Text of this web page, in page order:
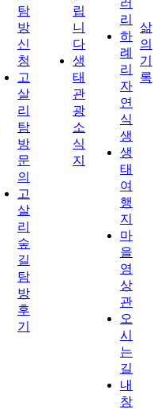
탐
방
신
청
고
살
리
탐
방
문
의
고
살
리
숲
길
탐
방
후
기
립
니
다
생
태
관
광
소
식
지
러
리
하
례
리
자
연
식
생
생
태
여
행
지
마
을
영
상
관
오
시
는
길
내
창
삶
의
기
록